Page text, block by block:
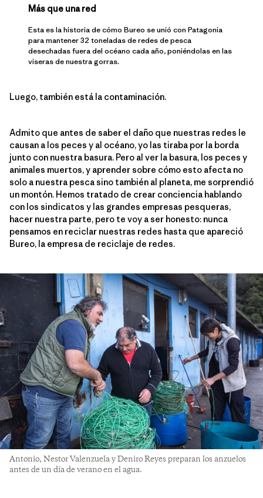
Más que una red
Esta es la historia de cómo Bureo se unió con Patagonia
para mantener 32 toneladas de redes de pesca
desechadas fuera del océano cada año, poniéndolas en las
viseras de nuestra gorras.
Luego, también está la contaminación.
Admito que antes de saber el daño que nuestras redes le
causan a los peces y al océano, yo las tiraba por la borda
junto con nuestra basura. Pero al ver la basura, los peces y
animales muertos, y aprender sobre cómo esto afecta no
solo a nuestra pesca sino también al planeta, me sorprendió
un montón. Hemos tratado de crear conciencia hablando
con los sindicatos y las grandes empresas pesqueras,
hacer nuestra parte, pero te voy a ser honesto: nunca
pensamos en reciclar nuestras redes hasta que apareció
Bureo, la empresa de reciclaje de redes.
Antonio, Nestor Valenzuela y Deniro Reyes preparan los anzuelos
antes de un día de verano en el agua.